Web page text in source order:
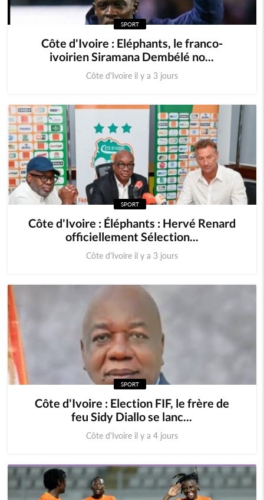
Egypte
Maroc Tunisie
Soudan du sud Cedeao
Monde
SPORT
Côte d'Ivoire : Eléphants, le franco-
ivoirien Siramana Dembélé no...
Côte d'Ivoire il y a 3 jours
SPORT
Côte d'Ivoire : Éléphants : Hervé Renard
officiellement Sélection...
Côte d'Ivoire il y a 3 jours
SPORT
Côte d'Ivoire : Election FIF, le frère de
feu Sidy Diallo se lanc...
Côte d'Ivoire il y a 4 jours